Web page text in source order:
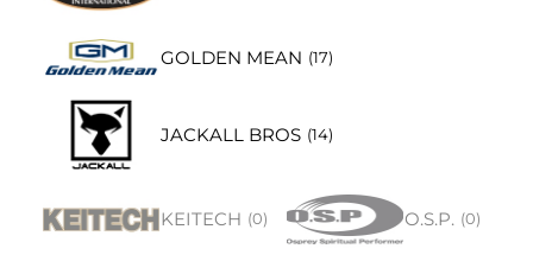
GOLDEN MEAN (17)
JACKALL BROS (14)
KEITECH (0) O.S.P. (0)